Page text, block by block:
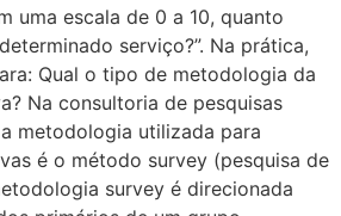
uma escala de 0 a 10, quanto
serviço?”. Na prática,
Qual o tipo de metodologia da
Na consultoria de pesquisas
metodologia utilizada para
é o método survey (pesquisa de
survey é direcionada